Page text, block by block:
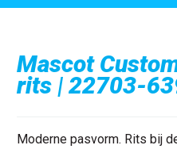
Mascot
rits | 22703-
Moderne pasvorm. Rits bij